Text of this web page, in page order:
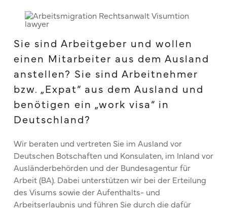
Sie sind Arbeitgeber und wollen
einen Mitarbeiter aus dem Ausland
anstellen? Sie sind Arbeitnehmer
bzw. „Expat“ aus dem Ausland und
benötigen ein „work visa“ in
Deutschland?
Wir beraten und vertreten Sie im Ausland vor
Deutschen Botschaften und Konsulaten, im Inland vor
Ausländerbehörden und der Bundesagentur für
Arbeit (BA). Dabei unterstützen wir bei der Erteilung
des Visums sowie der Aufenthalts- und
Arbeitserlaubnis und führen Sie durch die dafür